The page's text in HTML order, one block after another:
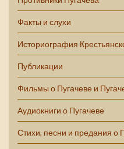
Факты и слухи
Историография
Публикации
Фильмы о Пугачеве и
Аудиокниги о Пугачеве
Стихи, песни и предания о